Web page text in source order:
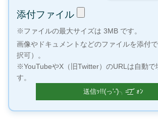
添付ファイル
※ファイルの最大サイズは 3MB です。
画像やドキュメントなどのファイルを添付
択可）。
※YouTubeやX（旧Twitter）のURLは自動で
す。